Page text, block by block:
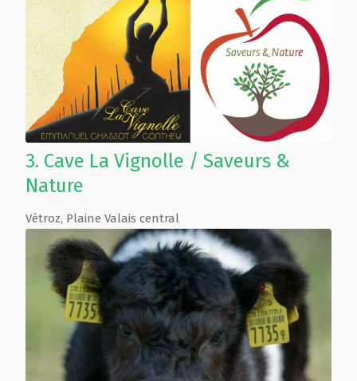
3. Cave La Vignolle / Saveurs &
Nature
Vétroz, Plaine Valais central